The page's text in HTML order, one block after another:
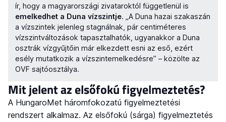
ír, hogy a magyarországi zivataroktól függetlenül is
emelkedhet a Duna vízszintje. „A Duna hazai szakaszán
a vízszintek jelenleg stagnálnak, pár centiméteres
vízszintváltozások tapasztalhatók, ugyanakkor a Duna
osztrák vízgyűjtőin már elkezdett esni az eső, ezért
esély mutatkozik a vízszintemelkedésre” – közölte az
OVF sajtóosztálya.
Mit jelent az elsőfokú figyelmeztetés?
A HungaroMet háromfokozatú figyelmeztetési
rendszert alkalmaz. Az elsőfokú (sárga) figyelmeztetés